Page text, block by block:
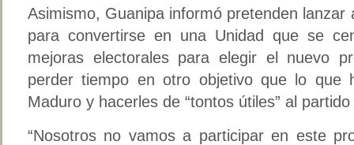
Asimismo, Guanipa informó pretenden
para convertirse en una Unidad que se
mejoras electorales para elegir el nuevo
perder tiempo en otro objetivo que lo que
Maduro y hacerles de “tontos útiles” al
“Nosotros no vamos a participar en este